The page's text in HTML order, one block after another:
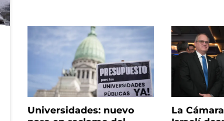
Universidades: nuevo
La